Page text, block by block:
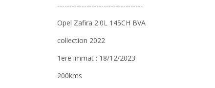
-----------------------------------
Opel Zafira 2.0L 145CH BVA
collection 2022
1ere immat : 18/12/2023
200kms